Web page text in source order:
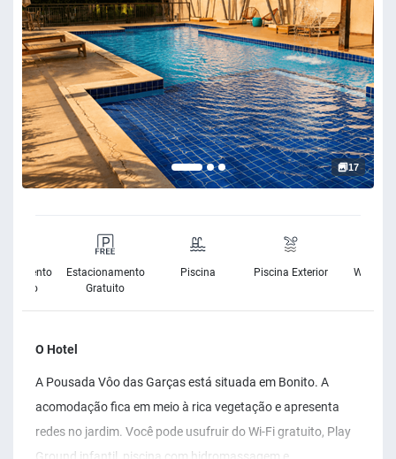
17
custo
Estacionamento
Gratuito
Piscina Piscina Exterior Wifi
O Hotel
A Pousada Vôo das Garças está situada em Bonito. A
acomodação fica em meio à rica vegetação e apresenta
redes no jardim. Você pode usufruir do Wi-Fi gratuito, Play